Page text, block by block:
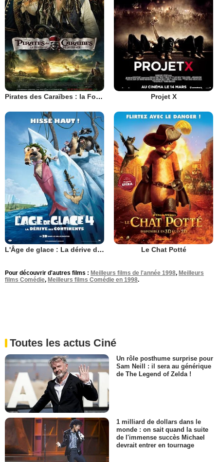
Pirates des Caraïbes : la Fontaine de Jouvence Projet X
L'Âge de glace : La dérive des continents Le Chat Potté
Pour découvrir d'autres films : Meilleurs films de l'année 1998, Meilleurs
films Comédie, Meilleurs films Comédie en 1998.
Toutes les actus Ciné
Un rôle posthume surprise pour
Sam Neill : il sera au générique
de The Legend of Zelda !
1 milliard de dollars dans le
monde : on sait quand la suite
de l'immense succès Michael
devrait entrer en tournage